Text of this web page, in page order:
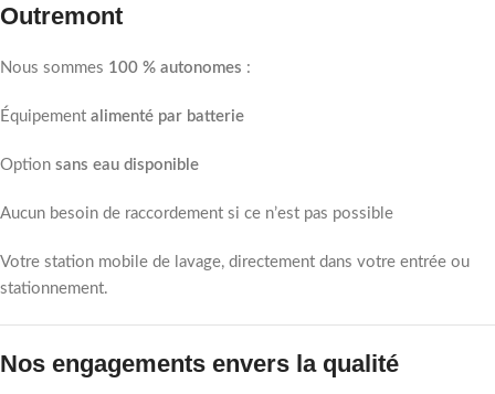
Outremont
Nous sommes 100 % autonomes :
Équipement alimenté par batterie
Option sans eau disponible
Aucun besoin de raccordement si ce n’est pas possible
Votre station mobile de lavage, directement dans votre entrée ou
stationnement.
Nos engagements envers la qualité